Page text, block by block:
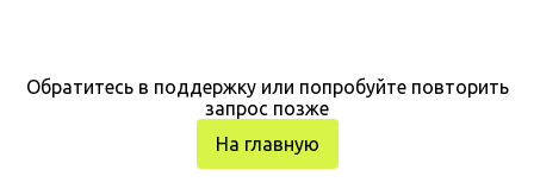
Обратитесь в поддержку или попробуйте повторить
запрос позже
На главную